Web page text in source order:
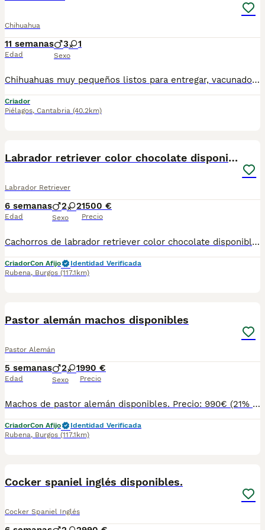
Chihuahua
11 semanas
Edad
3 1
Sexo
Chihuahuas muy pequeños listos para entregar, vacunados, desparasitados con opción a microchip. Super cariñosos y juguetones, jugando con niños
Criador
Piélagos, Cantabria (40.2km)
Labrador retriever color chocolate disponibles.
Labrador Retriever
6 semanas
Edad
2 2
Sexo
1500 €
Precio
Cachorros de labrador retriever color chocolate disponibles. Precio: 1500€ (21% IVA incluido) NO FINANCIAMOS Puedes venir y ver personalmente a los cachorros y a sus padres con cita previa. Atendemos teléfono y WhatsApp: 690 71 43 23 Ven y podrás conocer el entorno en el que crecen y se desarrollan. Ejercemos una cría responsable y ofrecemos un trato serio. Es importante destacar que nosotros criamos mascotas para ser animales de compañía, no ejemplares de cría ni de exposición. Sin embargo, nos imponemos los cánones más estrictos en lo que a condiciones sanitarias y calidad se refiere. Nuestra prioridad es ofrecer cachorros sanos y socializados. También nos gusta poner en valor el tipo de crecimiento y los cuidados que tienen en nuestro Centro y el entorno en el que viven tanto ellos como sus padres. Se entregan con: - Microchip - Pasaporte - Vacunas y desparasitaciones pertinentes a su edad. - Socialización con la manada del Centro, con personas y con otros animales. - Revisiones periódicas veterinarias hasta el momento de su entrega. - Peluquería pre-entrega (lavado, arreglo, corte de uñas, limpieza de zona perianal y vaciado de glándulas anales). Garantías: - Garantía vírica de 14 días. - Garantía congénita de 1 año. Servicios que ofrecemos: - Enseñamos instalaciones, padres y damos la posibilidad de interactuar con los cachorros si su edad lo permite. Será necesario concertar una visita con al menos un día de antelación. - Asesoramiento post-venta. - Clínicas concertadas en distintas ciudades (consultar). - Posibilidad de reserva. Para cachorros nacidos o futuras camadas. - Varios métodos de pago (no financiamos). No dudéis en preguntar lo que necesitéis, os informamos sin compromiso. Atendemos teléfono y WhatsApp: 690 71 43 23 N.Z: 008015
CriadorCon Afijo
Identidad Verificada
Rubena, Burgos (117.1km)
Pastor alemán machos disponibles
Pastor Alemán
5 semanas
Edad
2 1
Sexo
990 €
Precio
Machos de pastor alemán disponibles. Precio: 990€ (21% IVA incluido) NO FINANCIAMOS Puedes venir y ver personalmente a los cachorros y a sus padres con cita previa. Atendemos teléfono y WhatsApp: 690 71 43 23 Ven y podrás conocer el entorno en el que crecen y se desarrollan. Ejercemos una cría responsable y ofrecemos un trato serio. Es importante destacar que nosotros criamos mascotas para ser animales de compañía, no ejemplares de cría ni de exposición. Sin embargo, nos imponemos los cánones más estrictos en lo que a condiciones sanitarias y calidad se refiere. Nuestra prioridad es ofrecer cachorros sanos y socializados. También nos gusta poner en valor el tipo de crecimiento y los cuidados que tienen en nuestro Centro y el entorno en el que viven tanto ellos como sus padres. Se entregan con: - Microchip - Pasaporte - Vacunas y desparasitaciones pertinentes a su edad. - Socialización con la manada del Centro, con personas y con otros animales. - Revisiones periódicas veterinarias hasta el momento de su entrega. - Peluquería pre-entrega (lavado, arreglo, corte de uñas, limpieza de zona perianal y vaciado de glándulas anales). Garantías: - Garantía vírica de 14 días. - Garantía congénita de 1 año. Servicios que ofrecemos: - Enseñamos instalaciones, padres y damos la posibilidad de interactuar con los cachorros si su edad lo permite. Será necesario concertar una visita con al menos un día de antelación. - Asesoramiento post-venta. - Clínicas concertadas en distintas ciudades (consultar). - Posibilidad de reserva. Para cachorros nacidos o futuras camadas. - Varios métodos de pago (no financiamos). No dudéis en preguntar lo que necesitéis, os informamos sin compromiso. Atendemos teléfono y WhatsApp: 690 71 43 23 N.Z: 008015
CriadorCon Afijo
Identidad Verificada
Rubena, Burgos (117.1km)
Cocker spaniel inglés disponibles.
Cocker Spaniel Inglés